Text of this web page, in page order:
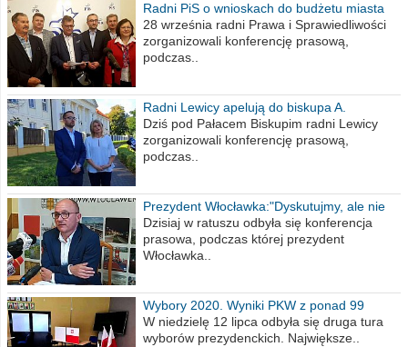
Radni PiS o wnioskach do budżetu miasta
na 2021 rok
28 września radni Prawa i Sprawiedliwości
zorganizowali konferencję prasową,
podczas..
Radni Lewicy apelują do biskupa A.
Wiesława Meringa
Dziś pod Pałacem Biskupim radni Lewicy
zorganizowali konferencję prasową,
podczas..
Prezydent Włocławka:"Dyskutujmy, ale nie
obrażajmy się”
Dzisiaj w ratuszu odbyła się konferencja
prasowa, podczas której prezydent
Włocławka..
Wybory 2020. Wyniki PKW z ponad 99
procent obwodów
W niedzielę 12 lipca odbyła się druga tura
wyborów prezydenckich. Największe..